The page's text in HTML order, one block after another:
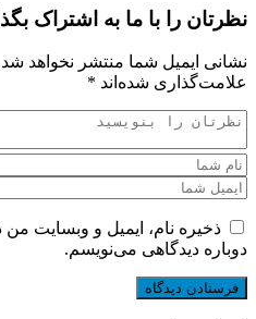
نظرتان را با ما به اشتراک
نشانی ایمیل شما منتشر نخواهد
علامت‌گذاری شده‌اند *
ذخیره نام، ایمیل و وبسایت
دوباره دیدگاهی می‌نویسم.